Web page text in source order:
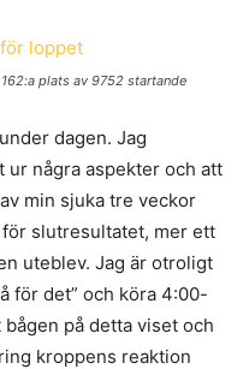
plats av 9752 startande
dagen. Jag
några aspekter och att
min sjuka tre veckor
slutresultatet, mer ett
uteblev. Jag är otroligt
för det” och köra 4:00-
på detta viset och
kroppens reaktion